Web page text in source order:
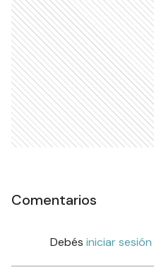
Comentarios
Debés iniciar sesión